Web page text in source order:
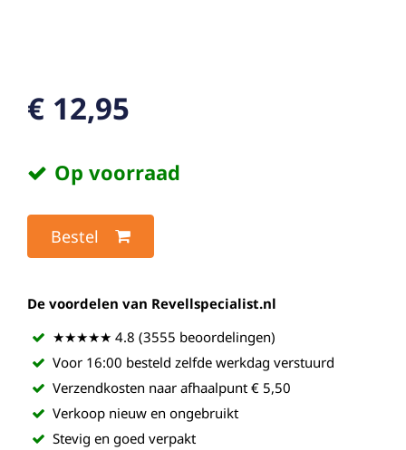
€ 12,95
Op voorraad
Bestel
De voordelen van Revellspecialist.nl
★★★★★ 4.8 (3555 beoordelingen)
Voor 16:00 besteld zelfde werkdag verstuurd
Verzendkosten naar afhaalpunt € 5,50
Verkoop nieuw en ongebruikt
Stevig en goed verpakt